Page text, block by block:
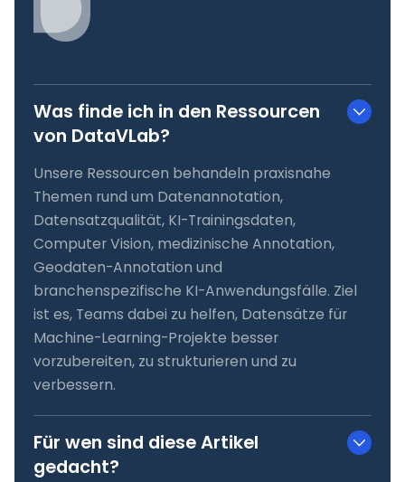
Was finde ich in den Ressourcen
von DataVLab?
Unsere Ressourcen behandeln praxisnahe
Themen rund um Datenannotation,
Datensatzqualität, KI-Trainingsdaten,
Computer Vision, medizinische Annotation,
Geodaten-Annotation und
branchenspezifische KI-Anwendungsfälle. Ziel
ist es, Teams dabei zu helfen, Datensätze für
Machine-Learning-Projekte besser
vorzubereiten, zu strukturieren und zu
verbessern.
Für wen sind diese Artikel
gedacht?